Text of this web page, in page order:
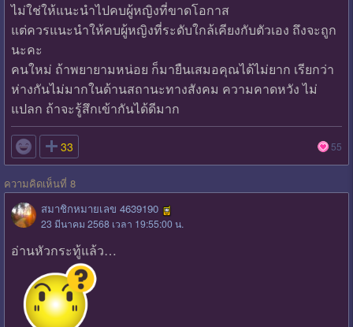
ไม่ใช่ให้แนะนำไปคบผู้หญิงที่ขาดโอกาส
แต่ควรแนะนำให้คบผู้หญิงที่ระดับใกล้เคียงกับตัวเอง ถึงจะถูก
นะคะ
คนใหม่ ถ้าพยายามหน่อย ก็มายืนเสมอคุณได้ไม่ยาก เรียกว่า
ห่างกันไม่มากในด้านสถานะทางสังคม ความคาดหวัง ไม่
แปลก ถ้าจะรู้สึกเข้ากันได้ดีมาก
 33 55
ความคิดเห็นที่ 8
สมาชิกหมายเลข 4639190
23 มีนาคม 2568 เวลา 19:55:00 น.
อ่านหัวกระทู้แล้ว…